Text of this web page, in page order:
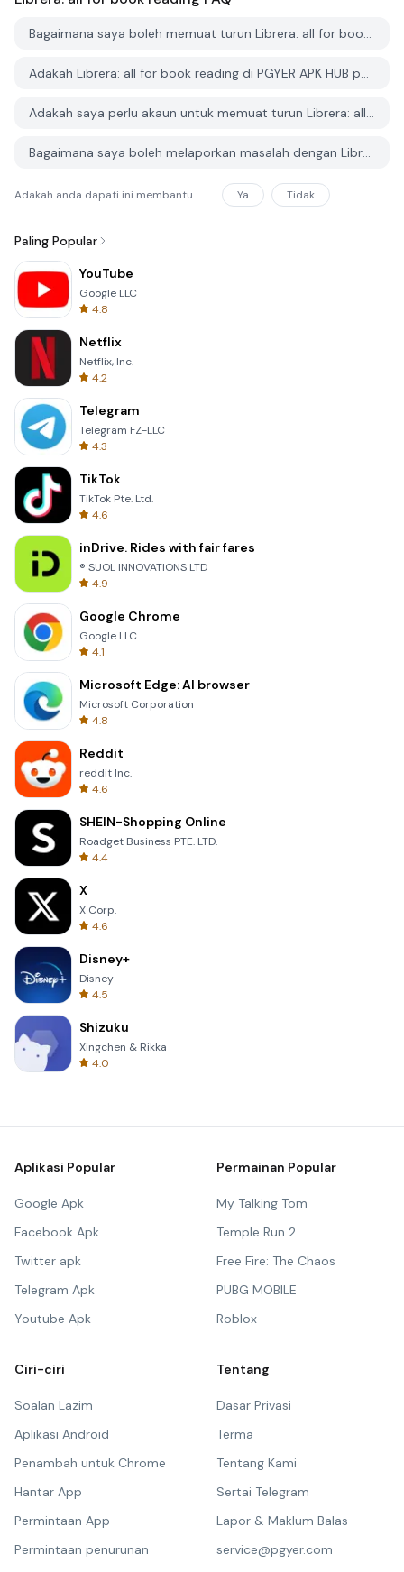
Bagaimana saya boleh memuat turun Librera: all for book reading dari PGYER APK HUB?
Adakah Librera: all for book reading di PGYER APK HUB percuma untuk dimuat turun?
Adakah saya perlu akaun untuk memuat turun Librera: all for book reading dari PGYER APK HUB?
Bagaimana saya boleh melaporkan masalah dengan Librera: all for book reading di PGYER APK HUB?
Adakah anda dapati ini membantu Ya Tidak
Paling Popular
YouTube
Google LLC
4.8
Netflix
Netflix, Inc.
4.2
Telegram
Telegram FZ-LLC
4.3
TikTok
TikTok Pte. Ltd.
4.6
inDrive. Rides with fair fares
® SUOL INNOVATIONS LTD
4.9
Google Chrome
Google LLC
4.1
Microsoft Edge: AI browser
Microsoft Corporation
4.8
Reddit
reddit Inc.
4.6
SHEIN-Shopping Online
Roadget Business PTE. LTD.
4.4
X
X Corp.
4.6
Disney+
Disney
4.5
Shizuku
Xingchen & Rikka
4.0
Aplikasi Popular
Google Apk
Facebook Apk
Twitter apk
Telegram Apk
Youtube Apk
Permainan Popular
My Talking Tom
Temple Run 2
Free Fire: The Chaos
PUBG MOBILE
Roblox
Ciri-ciri
Soalan Lazim
Aplikasi Android
Penambah untuk Chrome
Hantar App
Permintaan App
Permintaan penurunan
Tentang
Dasar Privasi
Terma
Tentang Kami
Sertai Telegram
Lapor & Maklum Balas
service@pgyer.com